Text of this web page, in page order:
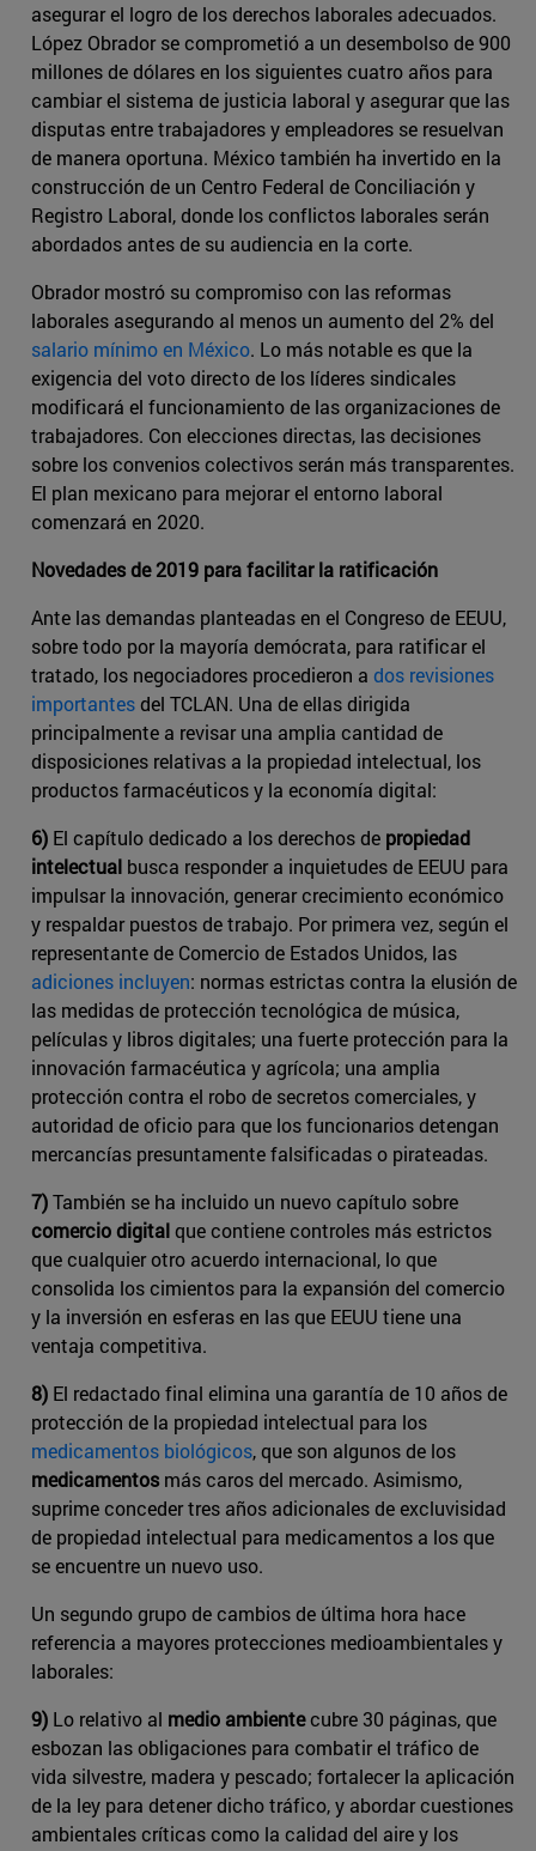
asegurar el logro de los derechos laborales adecuados.
López Obrador se comprometió a un desembolso de 900
millones de dólares en los siguientes cuatro años para
cambiar el sistema de justicia laboral y asegurar que las
disputas entre trabajadores y empleadores se resuelvan
de manera oportuna. México también ha invertido en la
construcción de un Centro Federal de Conciliación y
Registro Laboral, donde los conflictos laborales serán
abordados antes de su audiencia en la corte.
Obrador mostró su compromiso con las reformas
laborales asegurando al menos un aumento del 2% del ​
salario mínimo en México​. Lo más notable es que la
exigencia del voto directo de los líderes sindicales
modificará el funcionamiento de las organizaciones de
trabajadores. Con elecciones directas, las decisiones
sobre los convenios colectivos serán más transparentes.
El plan mexicano para mejorar el entorno laboral
comenzará en 2020.
Novedades de 2019 para facilitar la ratificación
Ante las demandas planteadas en el Congreso de EEUU,
sobre todo por la mayoría demócrata, para ratificar el
tratado, los negociadores procedieron a dos revisiones
importantesdel TCLAN. Una de ellas dirigida
principalmente a revisar una amplia cantidad de
disposiciones relativas a la propiedad intelectual, los
productos farmacéuticos y la economía digital:
6) El capítulo dedicado a los derechos de propiedad
intelectual busca responder a inquietudes de EEUU para
impulsar la innovación, generar crecimiento económico
y respaldar puestos de trabajo. Por primera vez, según el
representante de ​Comercio de Estados Unidos​, las
adiciones incluyen: normas estrictas contra la elusión de
las medidas de protección tecnológica de música,
películas y libros digitales; una fuerte protección para la
innovación farmacéutica y agrícola; una amplia
protección contra el robo de secretos comerciales, y
autoridad de oficio para que los funcionarios detengan
mercancías presuntamente falsificadas o pirateadas.
7)También se ha incluido un nuevo capítulo sobre
comercio digitalque contiene controles más estrictos
que cualquier otro acuerdo internacional, lo que
consolida los cimientos para la expansión del comercio
y la inversión en esferas en las que EEUU tiene una
ventaja competitiva.
8) El redactado final elimina una garantía de 10 años de
protección de la propiedad intelectual para los
medicamentos biológicos​, que son algunos de los
medicamentos más caros del mercado. Asimismo,
suprime conceder tres años adicionales de excluvisidad
de propiedad intelectual para medicamentos a los que
se encuentre un nuevo uso.
Un segundo grupo de cambios de última hora hace
referencia a mayores protecciones medioambientales y
laborales:
9) Lo relativo al medio ambientecubre 30 páginas, que
esbozan las obligaciones para combatir el tráfico de
vida silvestre, madera y pescado; fortalecer la aplicación
de la ley para detener dicho tráfico, y abordar cuestiones
ambientales críticas como la calidad del aire y los